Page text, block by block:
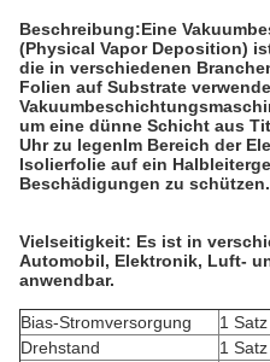
Beschreibung:Eine
(Physical Vapor Deposition)
die in verschiedenen
Folien auf Substrate
um eine dünne Schicht aus
Uhr zu legenIm Bereich der
Isolierfolie auf ein
Beschädigungen zu schützen.
Vielseitigkeit: Es ist in
Automobil, Elektronik, Luft-
anwendbar.
Bias-Stromversorgung
1 Satz
Drehstand
1 Satz